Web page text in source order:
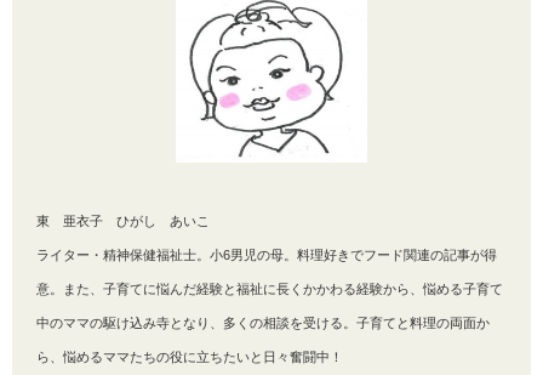
東 亜衣子 ひがし あいこ
ライター・精神保健福祉士。小6男児の母。料理好きでフード関連の記事が得
意。また、子育てに悩んだ経験と福祉に長くかかわる経験から、悩める子育て
中のママの駆け込み寺となり、多くの相談を受ける。子育てと料理の両面か
ら、悩めるママたちの役に立ちたいと日々奮闘中！